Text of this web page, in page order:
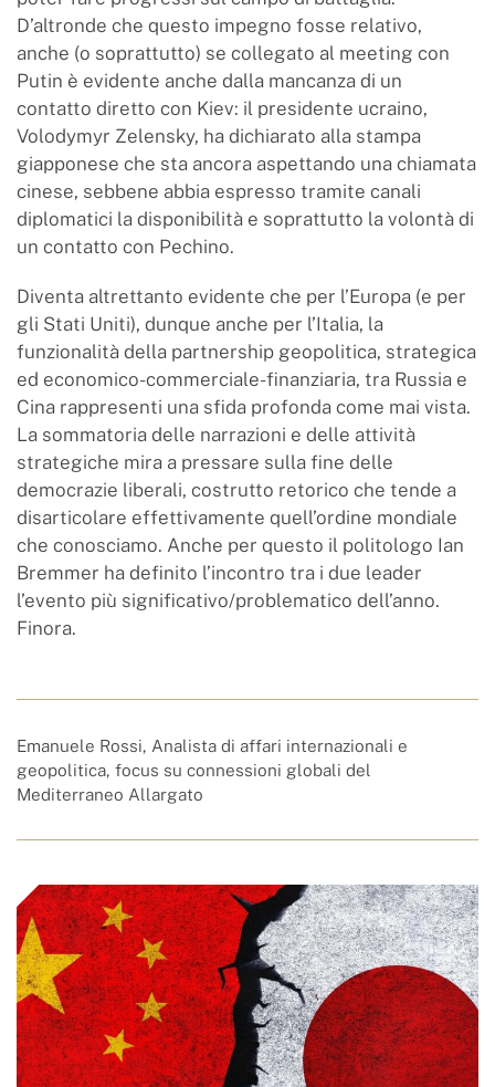
D’altronde che questo impegno fosse relativo,
anche (o soprattutto) se collegato al meeting con
Putin è evidente anche dalla mancanza di un
contatto diretto con Kiev: il presidente ucraino,
Volodymyr Zelensky, ha dichiarato alla stampa
giapponese che sta ancora aspettando una chiamata
cinese, sebbene abbia espresso tramite canali
diplomatici la disponibilità e soprattutto la volontà di
un contatto con Pechino.
Diventa altrettanto evidente che per l’Europa (e per
gli Stati Uniti), dunque anche per l’Italia, la
funzionalità della partnership geopolitica, strategica
ed economico-commerciale-finanziaria, tra Russia e
Cina rappresenti una sfida profonda come mai vista.
La sommatoria delle narrazioni e delle attività
strategiche mira a pressare sulla fine delle
democrazie liberali, costrutto retorico che tende a
disarticolare effettivamente quell’ordine mondiale
che conosciamo. Anche per questo il politologo Ian
Bremmer ha definito l’incontro tra i due leader
l’evento più significativo/problematico dell’anno.
Finora.
Emanuele Rossi, Analista di affari internazionali e
geopolitica, focus su connessioni globali del
Mediterraneo Allargato